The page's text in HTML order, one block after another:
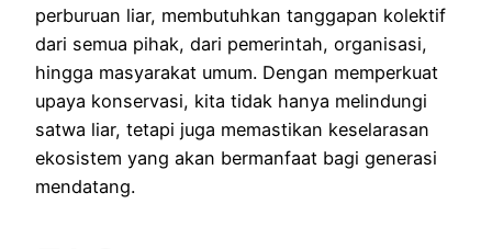
perburuan liar, membutuhkan tanggapan kolektif
dari semua pihak, dari pemerintah, organisasi,
hingga masyarakat umum. Dengan memperkuat
upaya konservasi, kita tidak hanya melindungi
satwa liar, tetapi juga memastikan keselarasan
ekosistem yang akan bermanfaat bagi generasi
mendatang.